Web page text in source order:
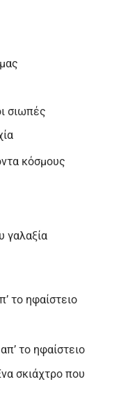
σιωπές
κόσμους
γαλαξία
το ηφαίστειο
το ηφαίστειο
σκιάχτρο που